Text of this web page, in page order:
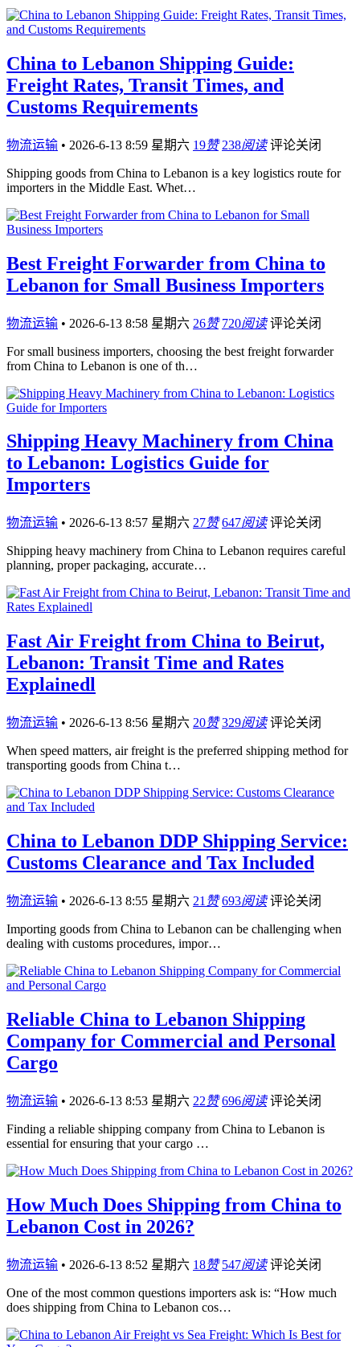
China to Lebanon Shipping Guide:
Freight Rates, Transit Times, and
Customs Requirements
物流运输 • 2026-6-13 8:59 星期六 19赞 238阅读 评论关闭
Shipping goods from China to Lebanon is a key logistics route for
importers in the Middle East. Whet…
Best Freight Forwarder from China to
Lebanon for Small Business Importers
物流运输 • 2026-6-13 8:58 星期六 26赞 720阅读 评论关闭
For small business importers, choosing the best freight forwarder
from China to Lebanon is one of th…
Shipping Heavy Machinery from China
to Lebanon: Logistics Guide for
Importers
物流运输 • 2026-6-13 8:57 星期六 27赞 647阅读 评论关闭
Shipping heavy machinery from China to Lebanon requires careful
planning, proper packaging, accurate…
Fast Air Freight from China to Beirut,
Lebanon: Transit Time and Rates
Explainedl
物流运输 • 2026-6-13 8:56 星期六 20赞 329阅读 评论关闭
When speed matters, air freight is the preferred shipping method for
transporting goods from China t…
China to Lebanon DDP Shipping Service:
Customs Clearance and Tax Included
物流运输 • 2026-6-13 8:55 星期六 21 赞 693阅读 评论关闭
Importing goods from China to Lebanon can be challenging when
dealing with customs procedures, impor…
Reliable China to Lebanon Shipping
Company for Commercial and Personal
Cargo
物流运输 • 2026-6-13 8:53 星期六 22赞 696阅读 评论关闭
Finding a reliable shipping company from China to Lebanon is
essential for ensuring that your cargo …
How Much Does Shipping from China to
Lebanon Cost in 2026?
物流运输 • 2026-6-13 8:52 星期六 18赞 547阅读 评论关闭
One of the most common questions importers ask is: “How much
does shipping from China to Lebanon cos…